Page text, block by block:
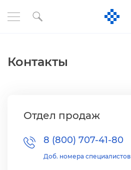
Контакты
Отдел продаж
8 (800) 707-41-80
Доб. номера специалисто